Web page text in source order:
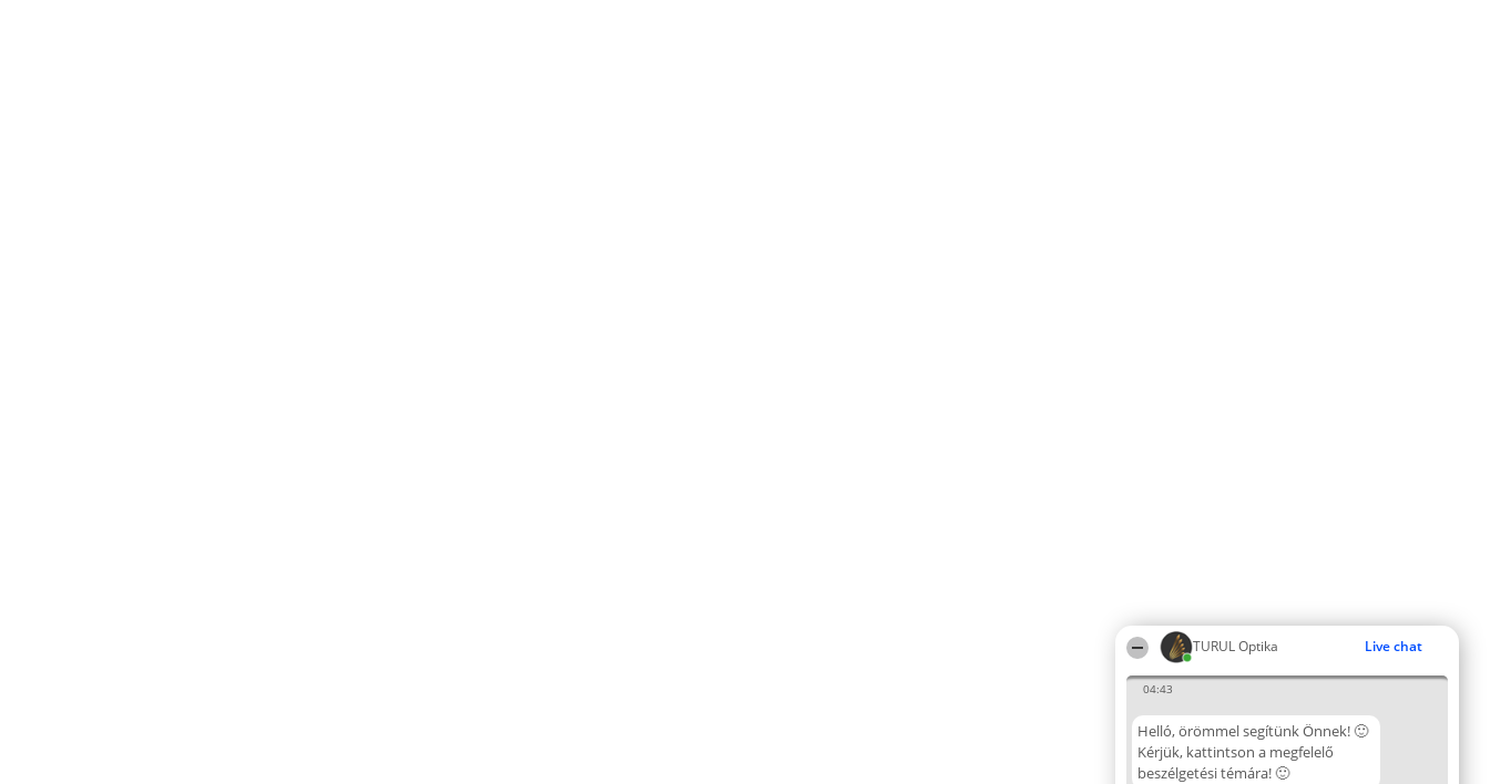
TURUL Optika Live chat
04:43
Helló, örömmel segítünk Önnek! 🙂
Kérjük, kattintson a megfelelő
beszélgetési témára! 🙂